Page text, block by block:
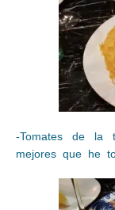
-Tomates de la
mejores que he